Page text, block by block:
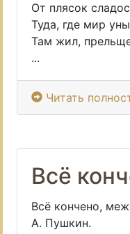
От плясок
Туда, где мир
Там жил,
...
Читать
Всё
Всё кончено,
А. Пушкин.